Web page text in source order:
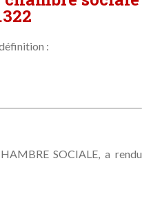
:
SOCIALE, a rendu